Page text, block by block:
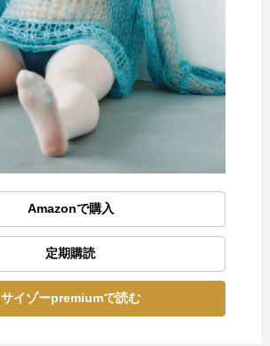
Amazonで購入
定期購読
サイゾーpremiumで読む